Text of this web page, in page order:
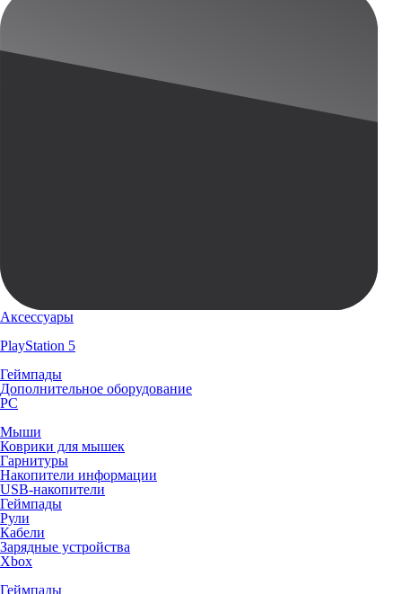
Аксессуары
PlayStation 5
Геймпады
Дополнительное оборудование
PC
Мыши
Коврики для мышек
Гарнитуры
Накопители информации
USB-накопители
Геймпады
Рули
Кабели
Зарядные устройства
Xbox
Геймпады